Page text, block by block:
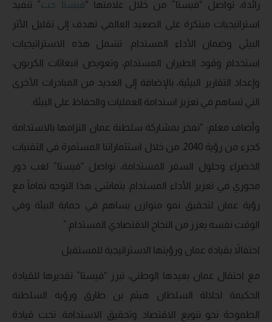
رائدة، تواصل “فيستا” من خلال علامتها “فيستا جت” تنفيذ
استراتيجيات مبتكرة على الصعيد العالمي تهدف إلى تقليل الأثر
البيئي وضمان الأداء المستدام. تشمل هذه الاستراتيجيات
استخدام وقود الطيران المستدام، وتعويض انبعاثات الكربون،
وإعداد التقارير البيئية، بالإضافة إلى العديد من المبادرات الأخرى
التي تساهم في تعزيز استدامة العمليات والحفاظ على البيئة.
وأضاف معلم: “نفخر بمشاركة سلطنة عمان التزامها بالاستدامة
كجزء من رؤية 2040. من خلال استثماراتنا المستمرة في التقنيات
الخضراء وحلول السفر المستدامة، تواصل “فيستا” لعب دور
محوري في تعزيز الأداء المستدام. يتماشى هذا التوجه تماماً مع
رؤية عمان لتحقيق نمو متوازن يساهم في حماية البيئة وفي
الوقت نفسه يعزز من النجاح الاقتصادي المستدام.”
احتفالاً بقيادة عمان ورؤيتها الاستراتيجية للمستقبل
مع احتفال عمان بعيدها الوطني، تبرز “فيستا” تقديرها للقيادة
الحكيمة لجلالة السلطان هيثم بن طارق ورؤية السلطنة
الطموحة نحو تنويع الاقتصاد وتحقيق الاستدامة. تحت قيادة